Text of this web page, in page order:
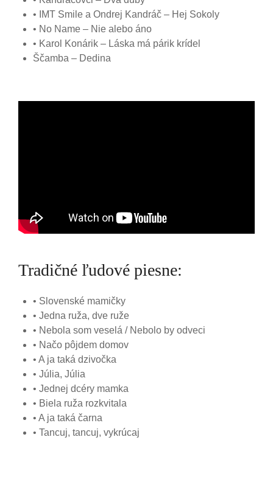
• IMT Smile a Ondrej Kandráč – Hej Sokoly
• No Name – Nie alebo áno
• Karol Konárik – Láska má párik krídel
Ščamba – Dedina
Tradičné ľudové piesne:
• Slovenské mamičky
• Jedna ruža, dve ruže
• Nebola som veselá / Nebolo by odveci
• Načo pôjdem domov
• A ja taká dzivočka
• Júlia, Júlia
• Jednej dcéry mamka
• Biela ruža rozkvitala
• A ja taká čarna
• Tancuj, tancuj, vykrúcaj